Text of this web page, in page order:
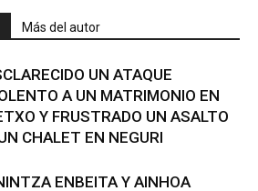
Más del autor
UN ATAQUE
A UN MATRIMONIO EN
Y FRUSTRADO UN ASALTO
CHALET EN NEGURI
ENBEITA Y AINHOA